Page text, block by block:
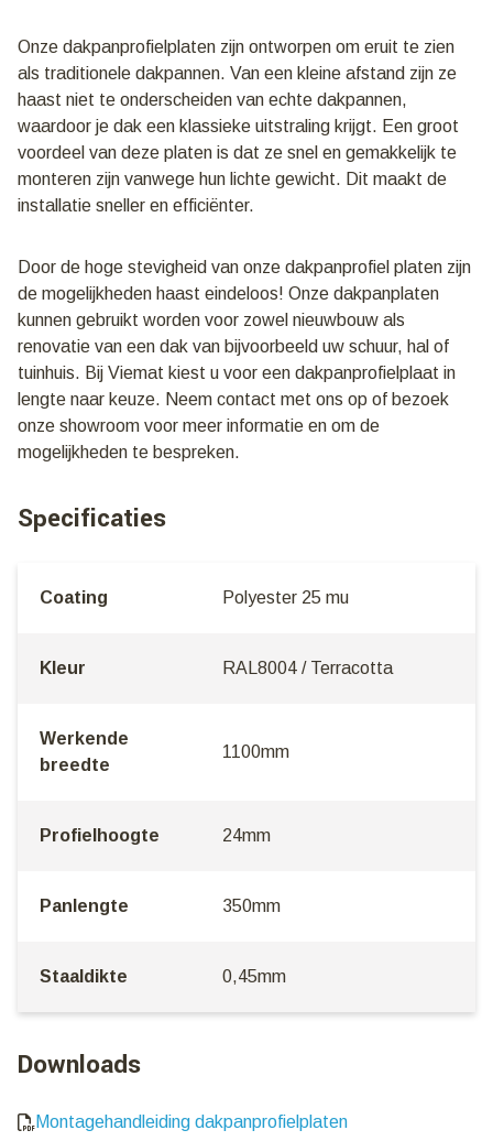
Onze dakpanprofielplaten zijn ontworpen om eruit te zien
als traditionele dakpannen. Van een kleine afstand zijn ze
haast niet te onderscheiden van echte dakpannen,
waardoor je dak een klassieke uitstraling krijgt. Een groot
voordeel van deze platen is dat ze snel en gemakkelijk te
monteren zijn vanwege hun lichte gewicht. Dit maakt de
installatie sneller en efficiënter.
Door de hoge stevigheid van onze dakpanprofiel platen zijn
de mogelijkheden haast eindeloos! Onze dakpanplaten
kunnen gebruikt worden voor zowel nieuwbouw als
renovatie van een dak van bijvoorbeeld uw schuur, hal of
tuinhuis. Bij Viemat kiest u voor een dakpanprofielplaat in
lengte naar keuze. Neem contact met ons op of bezoek
onze showroom voor meer informatie en om de
mogelijkheden te bespreken.
Specificaties
Coating Polyester 25 mu
Kleur RAL8004 / Terracotta
Werkende
breedte
1100mm
Profielhoogte 24mm
Panlengte 350mm
Staaldikte 0,45mm
Downloads
Montagehandleiding dakpanprofielplaten